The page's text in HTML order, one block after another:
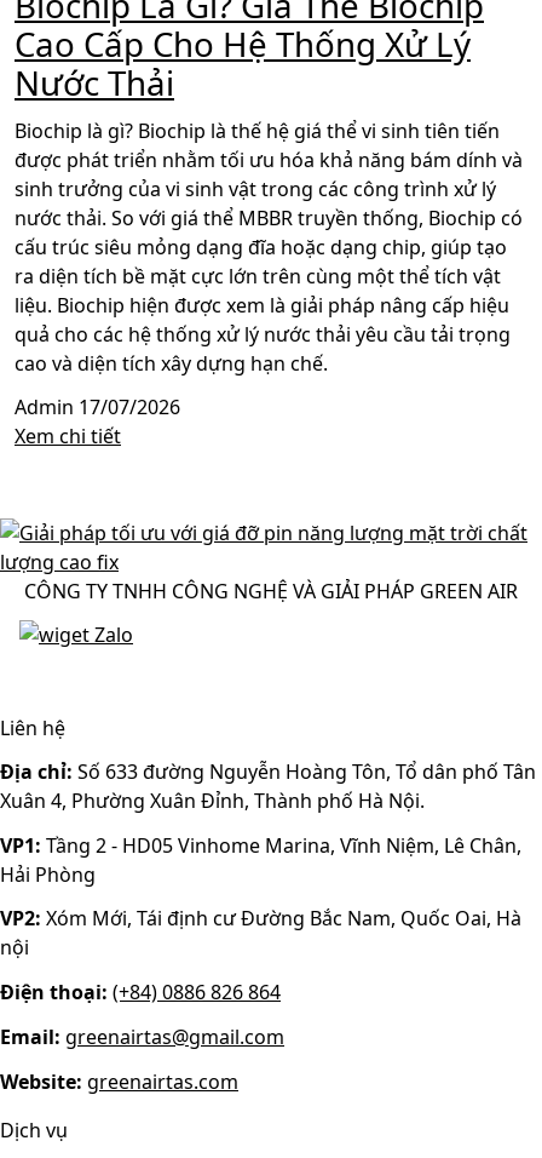
Cao Cấp Cho Hệ Thống Xử Lý
Nước Thải
Biochip là gì? Biochip là thế hệ giá thể vi sinh tiên tiến
được phát triển nhằm tối ưu hóa khả năng bám dính và
sinh trưởng của vi sinh vật trong các công trình xử lý
nước thải. So với giá thể MBBR truyền thống, Biochip có
cấu trúc siêu mỏng dạng đĩa hoặc dạng chip, giúp tạo
ra diện tích bề mặt cực lớn trên cùng một thể tích vật
liệu. Biochip hiện được xem là giải pháp nâng cấp hiệu
quả cho các hệ thống xử lý nước thải yêu cầu tải trọng
cao và diện tích xây dựng hạn chế.
Admin 17/07/2026
Xem chi tiết
CÔNG TY TNHH CÔNG NGHỆ VÀ GIẢI PHÁP GREEN AIR
Liên hệ
Địa chỉ: Số 633 đường Nguyễn Hoàng Tôn, Tổ dân phố Tân
Xuân 4, Phường Xuân Đỉnh, Thành phố Hà Nội.
VP1: Tầng 2 - HD05 Vinhome Marina, Vĩnh Niệm, Lê Chân,
Hải Phòng
VP2: Xóm Mới, Tái định cư Đường Bắc Nam, Quốc Oai, Hà
nội
Điện thoại: (+84) 0886 826 864
Email: greenairtas@gmail.com
Website: greenairtas.com
Dịch vụ